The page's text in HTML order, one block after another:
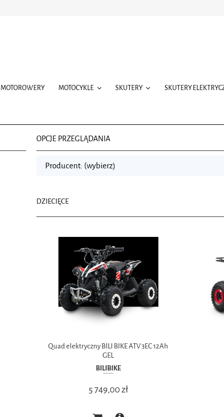
MOTOROWERY MOTOCYKLE SKUTERY SKUTERY
OPCJE PRZEGLĄDANIA
Producent: (wybierz)
DZIECIĘCE
Quad elektryczny BILI BIKE ATV 3EC 12Ah
GEL
BILIBIKE
5 749,00 zł